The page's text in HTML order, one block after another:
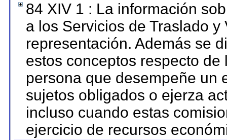
84 XIV 1 : La información
a los Servicios de Traslado
representación. Además se
estos conceptos respecto
persona que desempeñe un
sujetos obligados o ejerza
incluso cuando estas
ejercicio de recursos